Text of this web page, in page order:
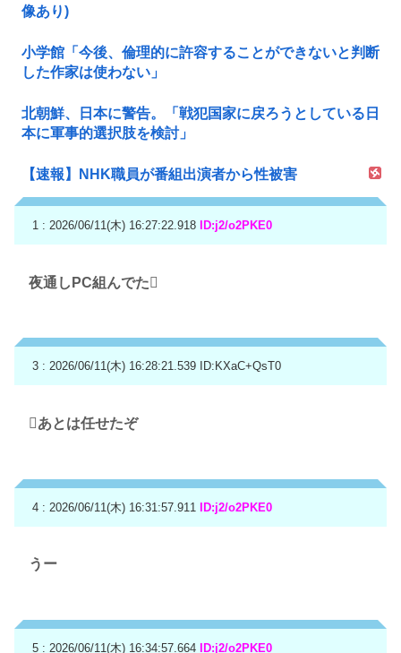
像あり)
小学館「今後、倫理的に許容することができないと判断
した作家は使わない」
北朝鮮、日本に警告。「戦犯国家に戻ろうとしている日
本に軍事的選択肢を検討」
【速報】NHK職員が番組出演者から性被害
1 : 2026/06/11(木) 16:27:22.918 ID:j2/o2PKE0
夜通しPC組んでた🫪
3 : 2026/06/11(木) 16:28:21.539 ID:KXaC+QsT0
🫪あとは任せたぞ
4 : 2026/06/11(木) 16:31:57.911 ID:j2/o2PKE0
うー
5 : 2026/06/11(木) 16:34:57.664 ID:j2/o2PKE0